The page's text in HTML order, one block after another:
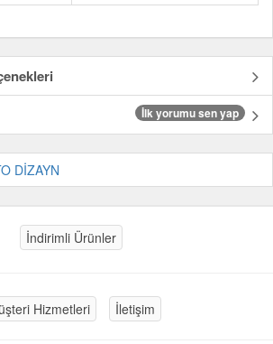
İlk yorumu sen yap
DİZAYN
İndirimli Ürünler
Hizmetleri İletişim